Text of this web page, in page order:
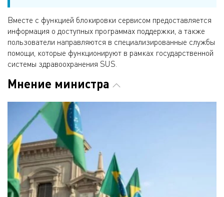
Вместе с функцией блокировки сервисом предоставляется
информация о доступных программах поддержки, а также
пользователи направляются в специализированные службы
помощи, которые функционируют в рамках государственной
системы здравоохранения SUS.
Мнение министра